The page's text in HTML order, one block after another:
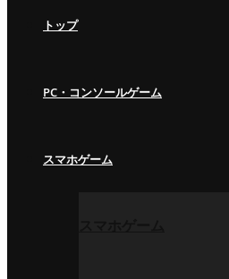
トップ
PC・コンソールゲーム
スマホゲーム